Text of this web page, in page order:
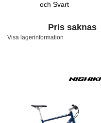
och Svart
Pris saknas
Visa lagerinformation